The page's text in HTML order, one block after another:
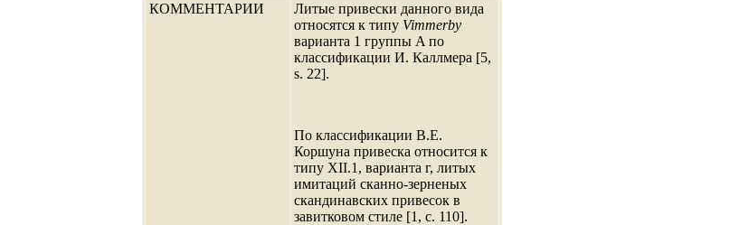
КОММЕНТАРИИ
Литые привески данного вида
относятся к типу Vimmerby
варианта 1 группы A по
классификации И. Каллмера [5,
s. 22].
По классификации В.Е.
Коршуна привеска относится к
типу XII.1, варианта г, литых
имитаций сканно-зерненых
скандинавских привесок в
завитковом стиле [1, с. 110].